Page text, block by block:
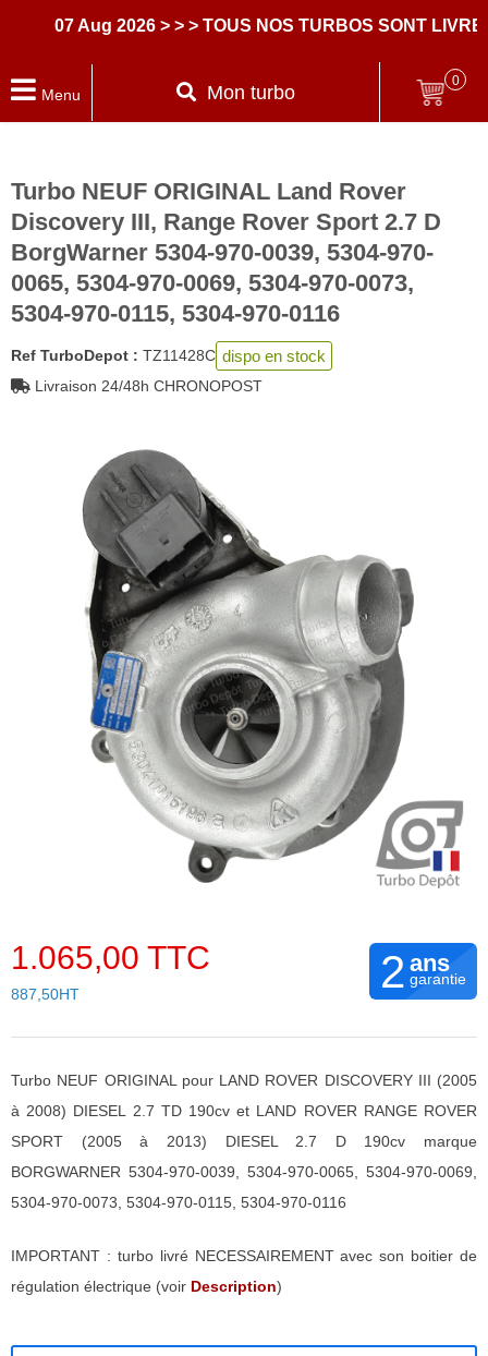
07 Aug 2026 > > > TOUS NOS TURBOS SONT LIVRES
Menu Mon turbo
0
Turbo NEUF ORIGINAL Land Rover
Discovery III, Range Rover Sport 2.7 D
BorgWarner 5304-970-0039, 5304-970-
0065, 5304-970-0069, 5304-970-0073,
5304-970-0115, 5304-970-0116
Ref TurboDepot : TZ11428C dispo en stock
Livraison 24/48h CHRONOPOST
1.065,00 TTC
887,50HT 2 ans
garantie
Turbo NEUF ORIGINAL pour LAND ROVER DISCOVERY III (2005
à 2008) DIESEL 2.7 TD 190cv et LAND ROVER RANGE ROVER
SPORT (2005 à 2013) DIESEL 2.7 D 190cv marque
BORGWARNER 5304-970-0039, 5304-970-0065, 5304-970-0069,
5304-970-0073, 5304-970-0115, 5304-970-0116
IMPORTANT : turbo livré NECESSAIREMENT avec son boitier de
régulation électrique (voir Description)